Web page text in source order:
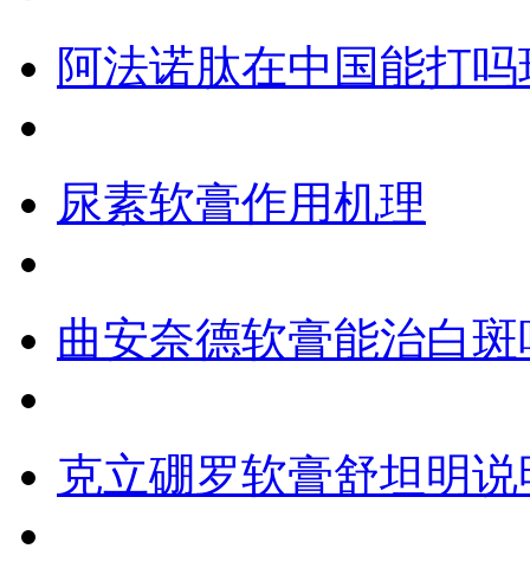
阿法诺肽在中国能打
尿素软膏作用机理
曲安奈德软膏能治白
克立硼罗软膏舒坦明说